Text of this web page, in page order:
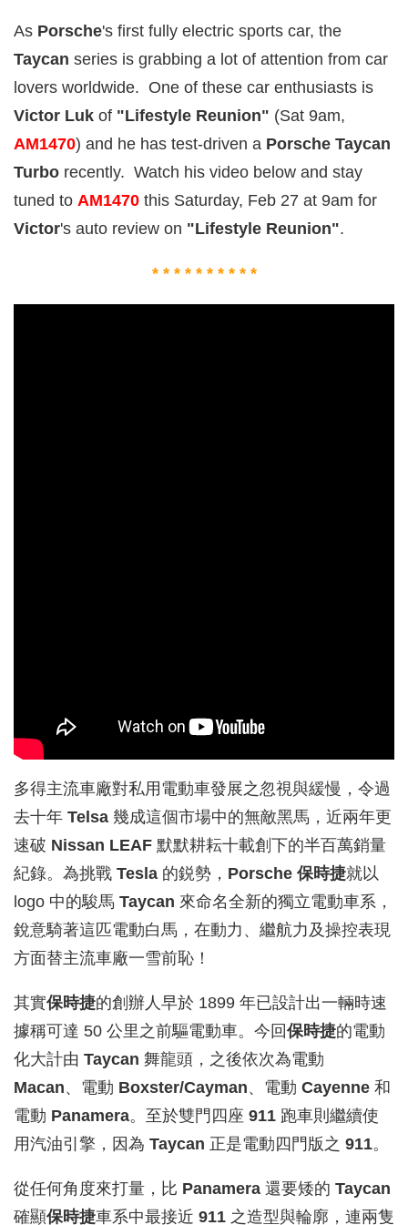
As Porsche's first fully electric sports car, the
Taycan series is grabbing a lot of attention from car
lovers worldwide. One of these car enthusiasts is
Victor Luk of "Lifestyle Reunion" (Sat 9am,
AM1470) and he has test-driven a Porsche Taycan
Turbo recently. Watch his video below and stay
tuned to AM1470 this Saturday, Feb 27 at 9am for
Victor's auto review on "Lifestyle Reunion".
* * * * * * * * * *
多得主流車廠對私用電動車發展之忽視與緩慢，令過
去十年 Telsa 幾成這個市場中的無敵黑馬，近兩年更
速破 Nissan LEAF 默默耕耘十載創下的半百萬銷量
紀錄。為挑戰 Tesla 的鋭勢， Porsche 保時捷就以
logo 中的駿馬 Taycan 來命名全新的獨立電動車系，
銳意騎著這匹電動白馬，在動力、繼航力及操控表現
方面替主流車廠一雪前恥！
其實保時捷的創辦人早於 1899 年已設計出一輛時速
據稱可達 50 公里之前驅電動車。今回保時捷的電動
化大計由 Taycan 舞龍頭，之後依次為電動
Macan、電動 Boxster/Cayman、電動 Cayenne 和
電動 Panamera。至於雙門四座 911 跑車則繼續使
用汽油引擎，因為 Taycan 正是電動四門版之 911。
從任何角度來打量，比 Panamera 還要矮的 Taycan
確顯保時捷車系中最接近 911 之造型與輪廓，連兩隻